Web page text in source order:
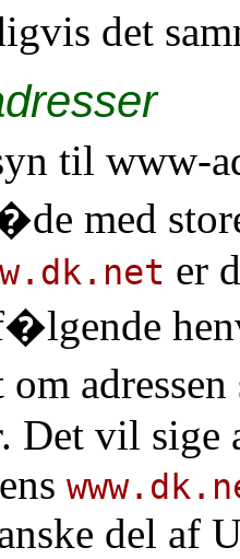
det
til www-
med
er
om
Det vil sige
del af